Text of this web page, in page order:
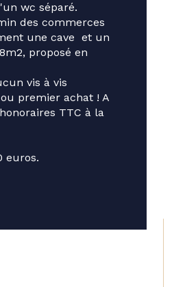
wc séparé.
des commerces
une cave  et un
proposé en
vis à vis
premier achat ! A
TTC à la
euros.